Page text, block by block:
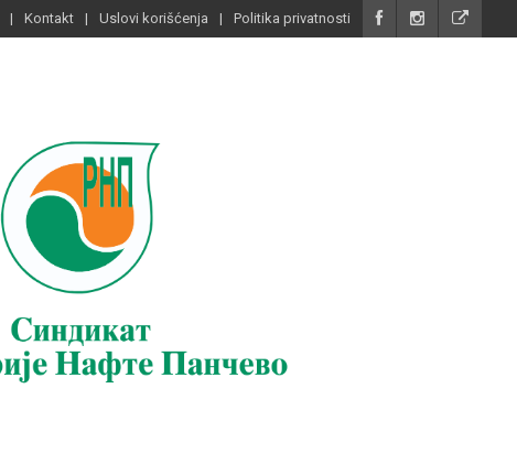
Kontakt Uslovi korišćenja Politika privatnosti